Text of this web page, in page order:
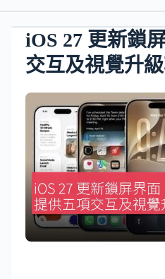
iOS 27 更新鎖
交互及視覺升